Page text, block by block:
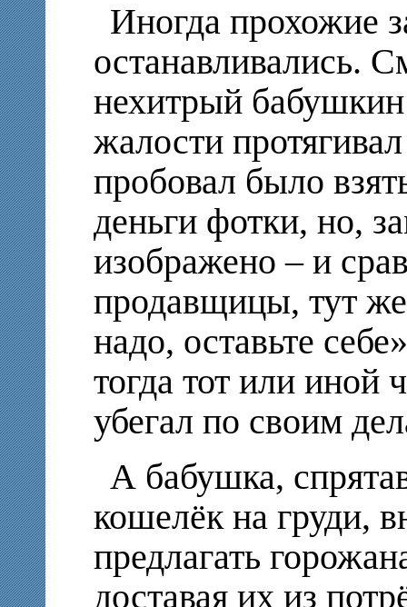
Иногда прохожие
останавливались.
нехитрый бабушкин
жалости
пробовал было
деньги фотки, но,
изображено – и
продавщицы, тут
надо, оставьте
тогда тот или иной
убегал по своим
А бабушка,
кошелёк на груди,
предлагать
доставая их из